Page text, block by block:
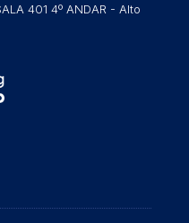
401 4º ANDAR - Alto